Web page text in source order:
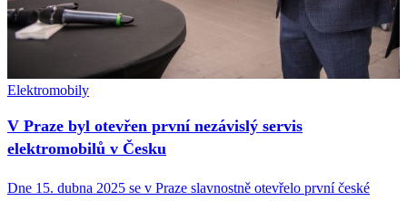
Elektromobily
V Praze byl otevřen první nezávislý servis
elektromobilů v Česku
Dne 15. dubna 2025 se v Praze slavnostně otevřelo první české